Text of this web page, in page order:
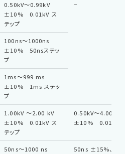
0.50kV〜0.99kV
±10% 0.01kV ス
テップ
−
100ns〜1000ns
±10% 50nsステッ
プ
1ms〜999 ms
±10% 1ms ステッ
プ
1.00kV 〜2.00 kV
±10% 0.01kV ス
テップ
0.50kV〜4.00kV
±10% 0.01kV ス
50ns〜1000 ns
50ns ±15%、